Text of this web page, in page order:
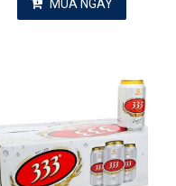
MUA NGAY